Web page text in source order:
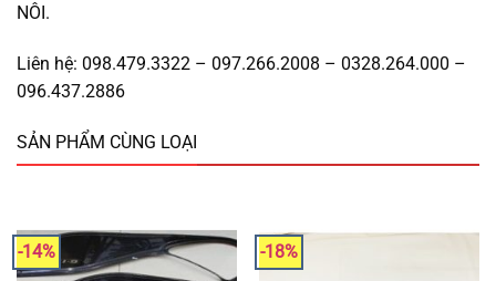
NÔI.
Liên hệ: 098.479.3322 – 097.266.2008 – 0328.264.000 –
096.437.2886
SẢN PHẨM CÙNG LOẠI
-14% -18%